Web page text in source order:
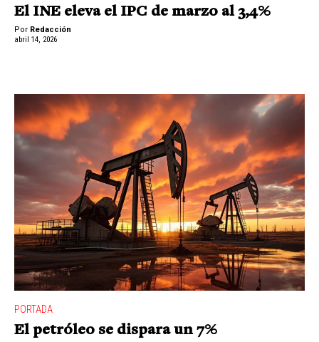
El INE eleva el IPC de marzo al 3,4%
Por Redacción
abril 14, 2026
PORTADA
El petróleo se dispara un 7%